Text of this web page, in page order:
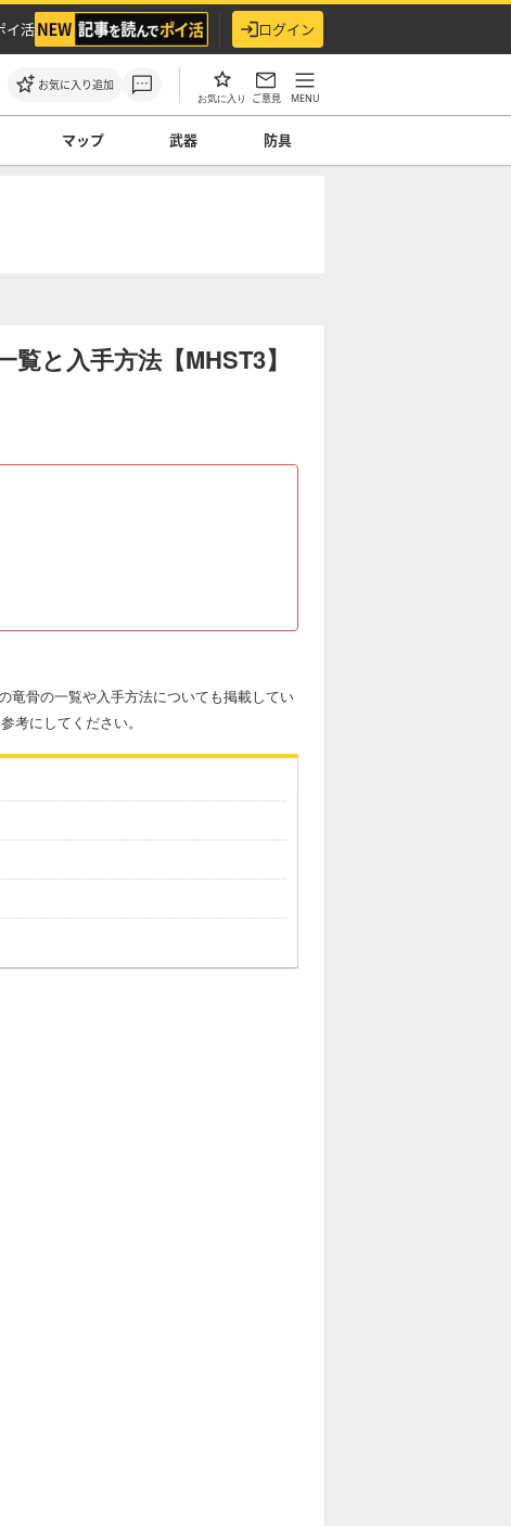
イ活 ログイン
お気に入り追加
お気に入り ご意見 MENU
マップ 武器 防具
と入手方法【MHST3】
竜骨の一覧や入手方法についても掲載してい
考にしてください。